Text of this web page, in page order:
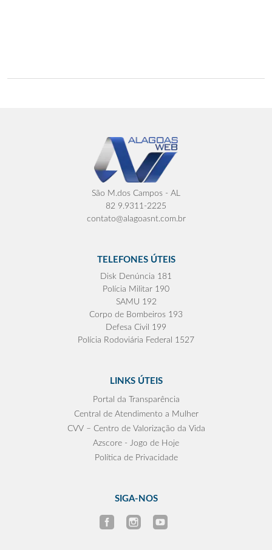
São M.dos Campos - AL
82 9.9311-2225
contato@alagoasnt.com.br
TELEFONES ÚTEIS
Disk Denúncia 181
Polícia Militar 190
SAMU 192
Corpo de Bombeiros 193
Defesa Civil 199
Polícia Rodoviária Federal 1527
LINKS ÚTEIS
Portal da Transparência
Central de Atendimento a Mulher
CVV – Centro de Valorização da Vida
Azscore - Jogo de Hoje
Política de Privacidade
SIGA-NOS